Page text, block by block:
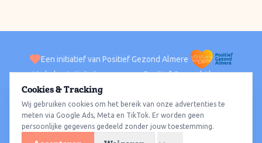
Een initiatief van Positief Gezond Almere
VerhalenActiviteiten Positief Gezond Almere
ACTIVITEITEN PER WIJK
Alle wijkenAlmere HavenAlmere StadAlmere BuitenAlmere Poort
Almere HoutAlmere OosterwoldWat te doen
Cookies & Tracking
Wij gebruiken cookies om het bereik van onze advertenties te
meten via Google Ads, Meta en TikTok. Er worden geen
persoonlijke gegevens gedeeld zonder jouw toestemming.